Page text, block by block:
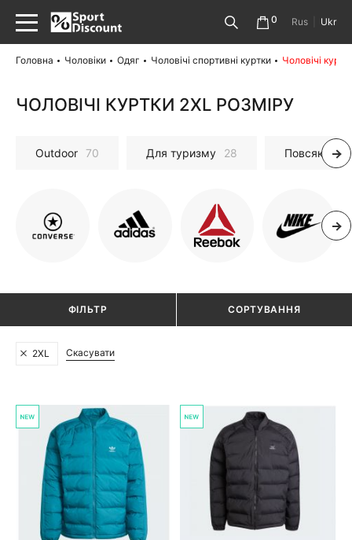
0 Rus Ukr
Головна Чоловіки Одяг Чоловічі спортивні куртки Чоловічі
ЧОЛОВІЧІ КУРТКИ 2XL РОЗМІРУ
Outdoor 70 Для туризму 28 Повсякденні
ФІЛЬТР СОРТУВАННЯ
2XL Скасувати